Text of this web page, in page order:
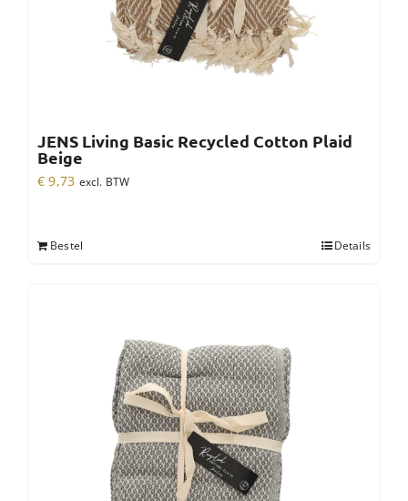
JENS Living Basic Recycled Cotton Plaid
Beige
€ 9,73 excl. BTW
Bestel Details